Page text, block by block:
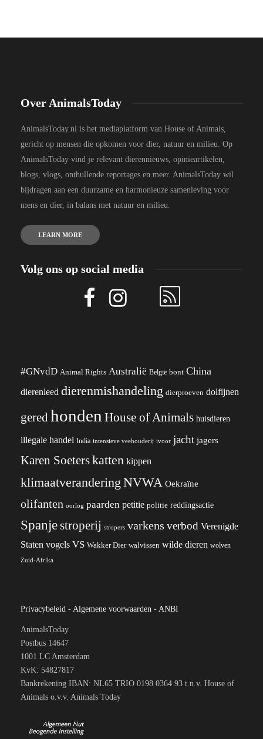
Over AnimalsToday
AnimalsToday.nl is het mediaplatform van House of Animals,
gericht op mensen die opkomen voor dier, natuur en milieu. Op
AnimalsToday vind je relevant dierennieuws, opinieartikelen,
blogs, vlogs, onthullende reportages en meer. AnimalsToday wil
bijdragen aan een duurzame en harmonieuze samenleving voor
mens en dier, in balans met natuur en milieu.
LEARN MORE
Volg ons op social media
#GNvdD Animal Rights Australië België bont China
dierenleed dierenmishandeling dierproeven dolfijnen
geredhonden House of Animals huisdieren
illegale handel India intensieve veehouderij ivoor jacht jagers
Karen Soeterskatten kippen
klimaatverandering NVWA Oekraïne
olifanten oorlog paarden petitie politie reddingsactie
Spanjestroperij stropers varkens verbod Verenigde
Staten vogels VS Wakker Dier walvissen wilde dieren wolven
Zuid-Afrika
Privacybeleid - Algemene voorwaarden - ANBI
AnimalsToday
Postbus 14647
1001 LC Amsterdam
KvK: 54827817
Bankrekening IBAN: NL65 TRIO 0198 0364 93 t.n.v. House of
Animals o.v.v. Animals Today